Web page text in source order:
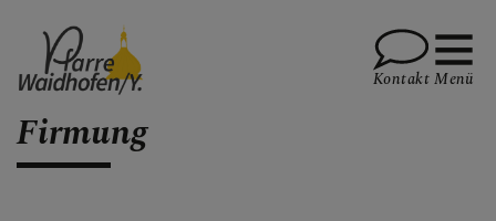
Kontakt Menü
Firmung